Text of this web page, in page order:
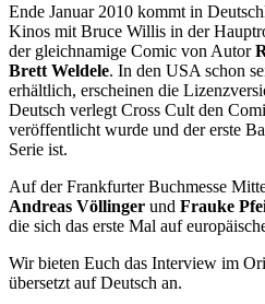
Ende Januar 2010 kommt in
Kinos mit Bruce Willis in der
der gleichnamige Comic von Autor
Brett Weldele. In den USA schon
erhältlich, erscheinen die
Deutsch verlegt Cross Cult den
veröffentlicht wurde und der erste
Serie ist.
Auf der Frankfurter Buchmesse
Andreas Völlinger und Frauke
die sich das erste Mal auf
Wir bieten Euch das Interview im
übersetzt auf Deutsch an.